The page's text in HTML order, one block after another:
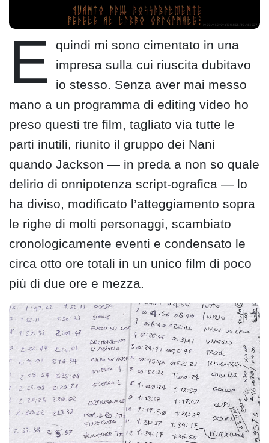
E
quindi mi sono cimentato in una
impresa sulla cui riuscita dubitavo
io stesso. Senza aver mai messo
mano a un programma di editing video ho
preso questi tre film, tagliato via tutte le
parti inutili, riunito il gruppo dei Nani
quando Jackson — in preda a non so quale
delirio di onnipotenza script-ografica — lo
ha diviso, modificato l’atteggiamento sopra
le righe di molti personaggi, scambiato
cronologicamente eventi e condensato le
circa otto ore totali in un unico film di poco
più di due ore e mezza.